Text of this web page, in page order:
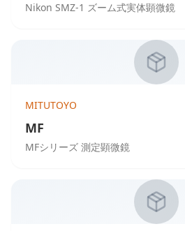
Nikon SMZ-1 ズーム式実体顕微鏡
MITUTOYO
MF
MFシリーズ 測定顕微鏡